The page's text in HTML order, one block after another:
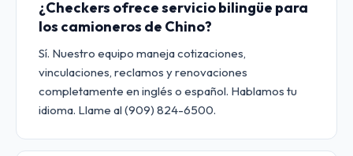
¿Checkers ofrece servicio bilingüe para
los camioneros de Chino?
Sí. Nuestro equipo maneja cotizaciones,
vinculaciones, reclamos y renovaciones
completamente en inglés o español. Hablamos tu
idioma. Llame al (909) 824-6500.